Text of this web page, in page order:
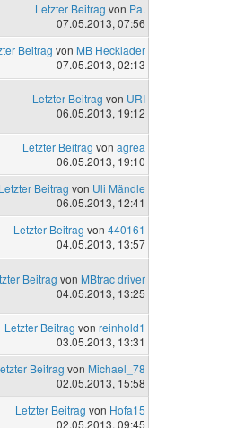
Letzter Beitrag von Pa.
07.05.2013, 07:56
Beitrag von MB Hecklader
07.05.2013, 02:13
Letzter Beitrag von URI
06.05.2013, 19:12
Letzter Beitrag von agrea
06.05.2013, 19:10
Letzter Beitrag von Uli Mändle
06.05.2013, 12:41
Letzter Beitrag von 440161
04.05.2013, 13:57
Beitrag von MBtrac driver
04.05.2013, 13:25
Letzter Beitrag von reinhold1
03.05.2013, 13:31
Beitrag von Michael_78
02.05.2013, 15:58
Letzter Beitrag von Hofa15
02.05.2013, 09:45